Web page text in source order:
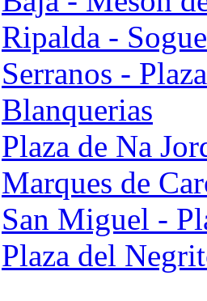
Ripalda -
Serranos -
Blanquerias
Plaza de Na
Marques de
San Miguel -
Plaza del